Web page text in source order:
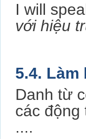
I will
với hiệu
5.4.
Danh từ
các
....